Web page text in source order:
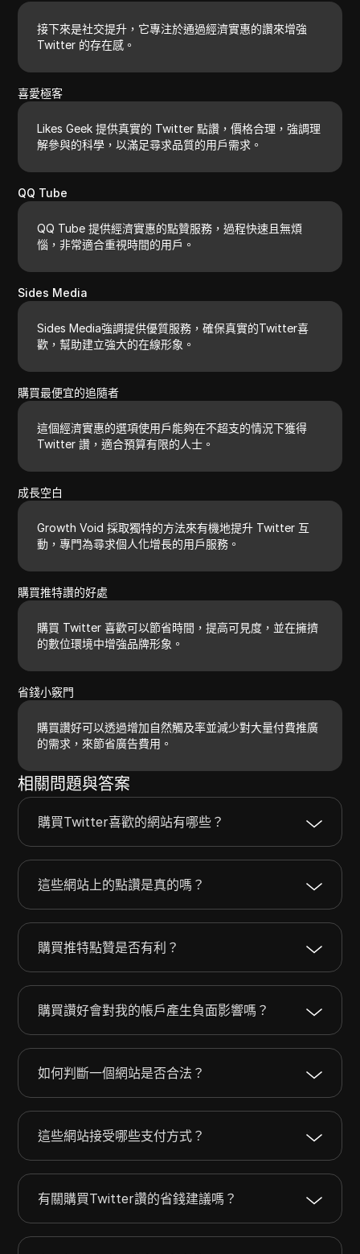
接下來是社交提升，它專注於通過經濟實惠的讚來增強
Twitter 的存在感。
喜愛極客
Likes Geek 提供真實的 Twitter 點讚，價格合理，強調理
解參與的科學，以滿足尋求品質的用戶需求。
QQ Tube
QQ Tube 提供經濟實惠的點贊服務，過程快速且無煩
惱，非常適合重視時間的用戶。
Sides Media
Sides Media強調提供優質服務，確保真實的Twitter喜
歡，幫助建立強大的在線形象。
購買最便宜的追隨者
這個經濟實惠的選項使用戶能夠在不超支的情況下獲得
Twitter 讚，適合預算有限的人士。
成長空白
Growth Void 採取獨特的方法來有機地提升 Twitter 互
動，專門為尋求個人化增長的用戶服務。
購買推特讚的好處
購買 Twitter 喜歡可以節省時間，提高可見度，並在擁擠
的數位環境中增強品牌形象。
省錢小竅門
購買讚好可以透過增加自然觸及率並減少對大量付費推廣
的需求，來節省廣告費用。
相關問題與答案
購買Twitter喜歡的網站有哪些？
這些網站上的點讚是真的嗎？
購買推特點贊是否有利？
購買讚好會對我的帳戶產生負面影響嗎？
如何判斷一個網站是否合法？
這些網站接受哪些支付方式？
有關購買Twitter讚的省錢建議嗎？